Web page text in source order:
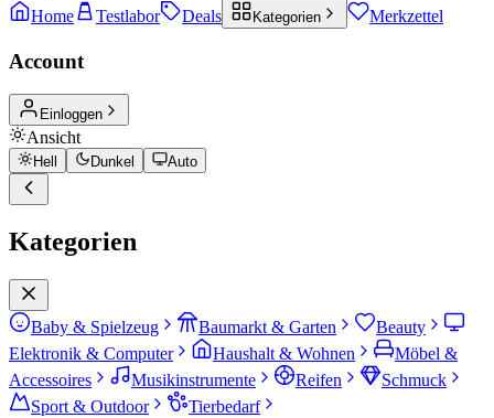
Home Testlabor Deals Kategorien Merkzettel
Account
Einloggen
Ansicht
Hell Dunkel Auto
Kategorien
Baby & Spielzeug Baumarkt & Garten
Beauty
Elektronik & Computer
Haushalt & Wohnen
Möbel &
Accessoires
Musikinstrumente Reifen
Schmuck
Sport & Outdoor
Tierbedarf